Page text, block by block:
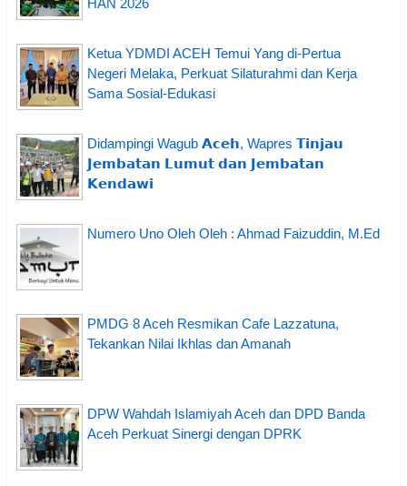
Ketua YDMDI ACEH Temui Yang di-Pertua
Negeri Melaka, Perkuat Silaturahmi dan Kerja
Sama Sosial-Edukasi
Didampingi Wagub 𝗔𝗰𝗲𝗵, Wapres 𝗧𝗶𝗻𝗷𝗮𝘂
𝗝𝗲𝗺𝗯𝗮𝘁𝗮𝗻 𝗟𝘂𝗺𝘂𝘁 𝗱𝗮𝗻 𝗝𝗲𝗺𝗯𝗮𝘁𝗮𝗻
𝗞𝗲𝗻𝗱𝗮𝘄𝗶
Numero Uno Oleh Oleh : Ahmad Faizuddin, M.Ed
PMDG 8 Aceh Resmikan Cafe Lazzatuna,
Tekankan Nilai Ikhlas dan Amanah
DPW Wahdah Islamiyah Aceh dan DPD Banda
Aceh Perkuat Sinergi dengan DPRK